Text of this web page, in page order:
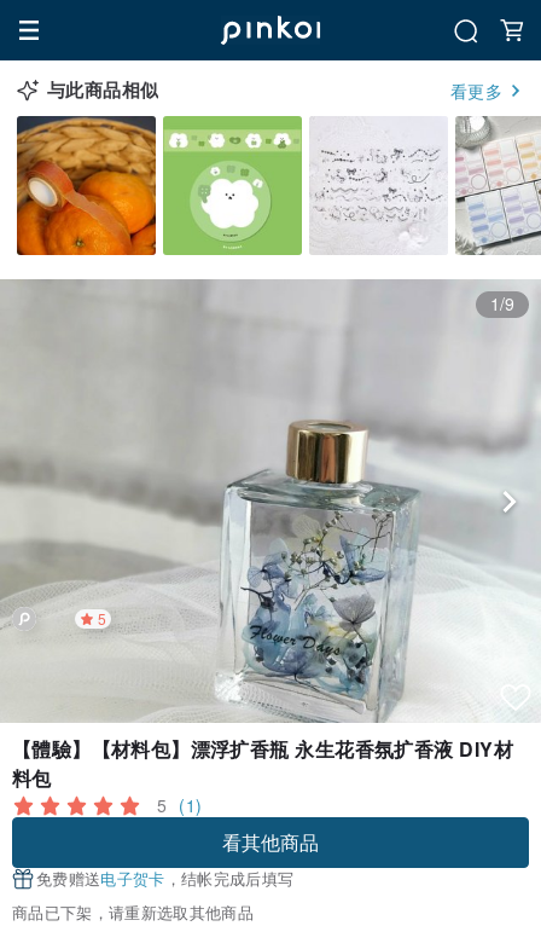
与此商品相似 看更多
1/9
5
【體驗】【材料包】漂浮扩香瓶 永生花香氛扩香液 DIY材
料包
5 (1)
看其他商品
免费赠送电子贺卡 ，结帐完成后填写
商品已下架，请重新选取其他商品